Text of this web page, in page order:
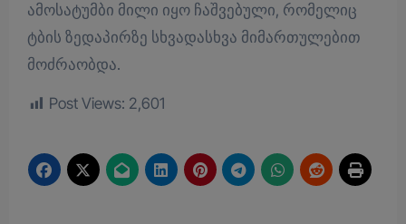
ამოსატუმბი მილი იყო ჩაშვებული, რომელიც
ტბის ზედაპირზე სხვადასხვა მიმართულებით
მოძრაობდა.
Post Views: 2,601